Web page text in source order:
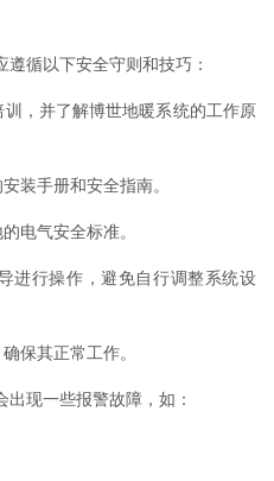
循以下安全守则和技巧：
，并了解博世地暖系统的工作原
装手册和安全指南。
电气安全标准。
进行操作，避免自行调整系统设
保其正常工作。
现一些报警故障，如：